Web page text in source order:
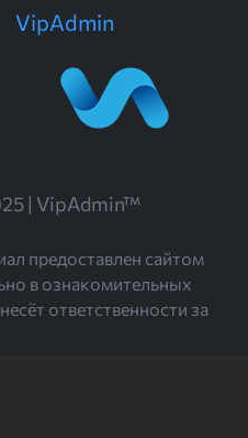
VipAdmin
| VipAdmin™
предоставлен сайтом
в ознакомительных
ответственности за